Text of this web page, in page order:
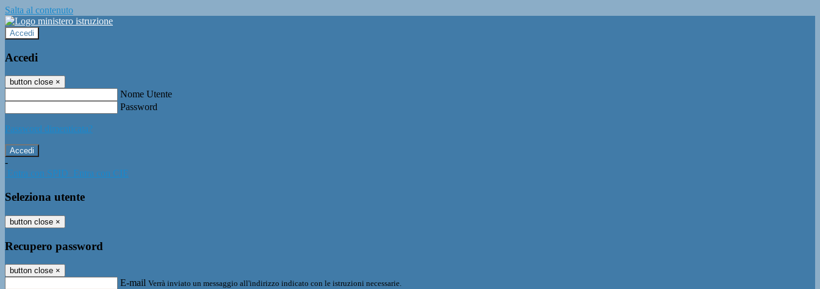
Salta al contenuto
Accedi
Accedi
button close ×
Nome Utente
Password
Password dimenticata?
-
Entra con SPID Entra con CIE
Seleziona utente
button close ×
Recupero password
button close ×
E-mail Verrà inviato un messaggio all'indirizzo indicato con le istruzioni necessarie.